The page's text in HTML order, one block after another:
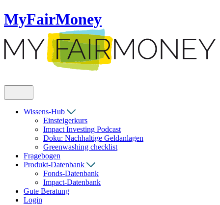
MyFairMoney
Wissens-Hub
Einsteigerkurs
Impact Investing Podcast
Doku: Nachhaltige Geldanlagen
Greenwashing checklist
Fragebogen
Produkt-Datenbank
Fonds-Datenbank
Impact-Datenbank
Gute Beratung
Login